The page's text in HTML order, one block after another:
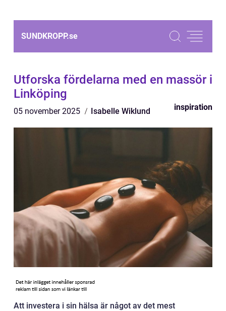
SUNDKROPP.se
Utforska fördelarna med en massör i
Linköping
05 november 2025 Isabelle Wiklund inspiration
Att investera i sin hälsa är något av det mest